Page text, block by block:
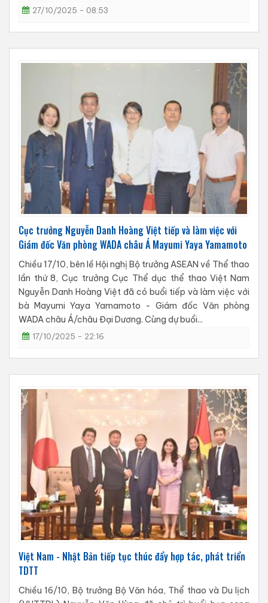
27/10/2025 - 08:53
Cục trưởng Nguyễn Danh Hoàng Việt tiếp và làm việc với
Giám đốc Văn phòng WADA châu Á Mayumi Yaya Yamamoto
Chiều 17/10, bên lề Hội nghị Bộ trưởng ASEAN về Thể thao
lần thứ 8, Cục trưởng Cục Thể dục thể thao Việt Nam
Nguyễn Danh Hoàng Việt đã có buổi tiếp và làm việc với
bà Mayumi Yaya Yamamoto - Giám đốc Văn phòng
WADA châu Á/châu Đại Dương. Cùng dự buổi...
17/10/2025 - 22:16
Việt Nam - Nhật Bản tiếp tục thúc đẩy hợp tác, phát triển
TDTT
Chiều 16/10, Bộ trưởng Bộ Văn hóa, Thể thao và Du lịch